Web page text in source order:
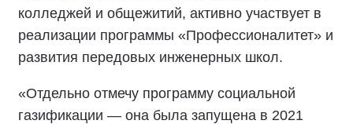
колледжей и общежитий, активно участвует в
реализации программы «Профессионалитет» и
развития передовых инженерных школ.
«Отдельно отмечу программу социальной
газификации — она была запущена в 2021